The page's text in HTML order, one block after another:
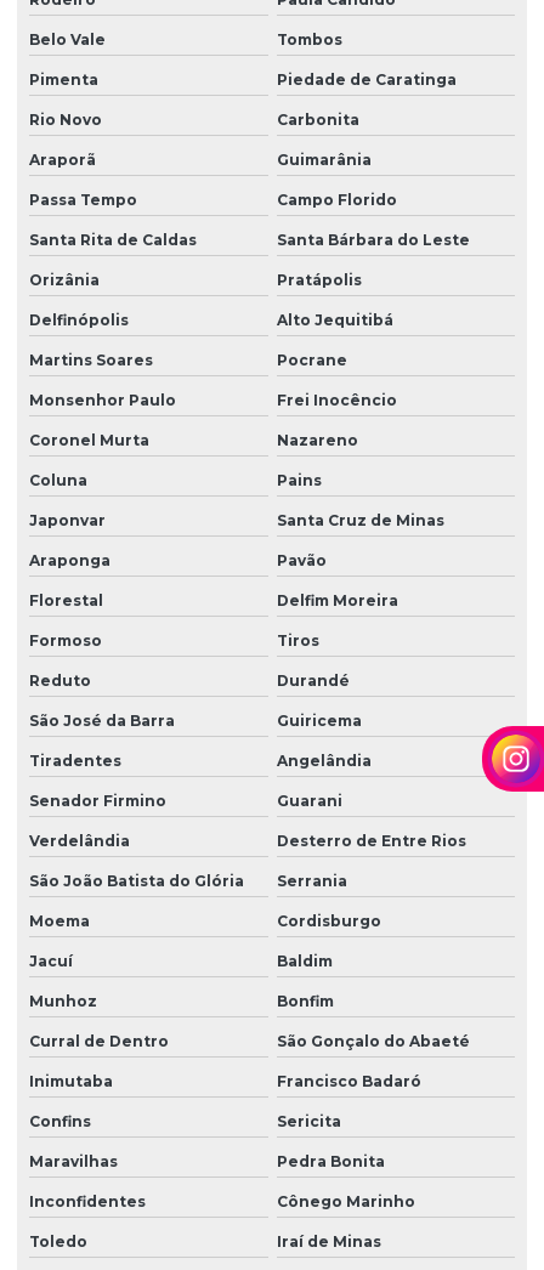
Belo Vale Tombos
Pimenta Piedade de Caratinga
Rio Novo Carbonita
Araporã Guimarânia
Passa Tempo Campo Florido
Santa Rita de Caldas Santa Bárbara do Leste
Orizânia Pratápolis
Delfinópolis Alto Jequitibá
Martins Soares Pocrane
Monsenhor Paulo Frei Inocêncio
Coronel Murta Nazareno
Coluna Pains
Japonvar Santa Cruz de Minas
Araponga Pavão
Florestal Delfim Moreira
Formoso Tiros
Reduto Durandé
São José da Barra Guiricema
Tiradentes Angelândia
Senador Firmino Guarani
Verdelândia Desterro de Entre Rios
São João Batista do Glória Serrania
Moema Cordisburgo
Jacuí Baldim
Munhoz Bonfim
Curral de Dentro São Gonçalo do Abaeté
Inimutaba Francisco Badaró
Confins Sericita
Maravilhas Pedra Bonita
Inconfidentes Cônego Marinho
Toledo Iraí de Minas